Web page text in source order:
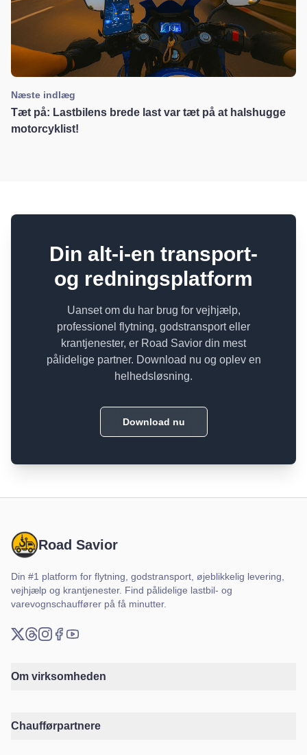
Næste indlæg
Tæt på: Lastbilens brede last var tæt på at halshugge
motorcyklist!
Din alt-i-en transport-
og redningsplatform
Uanset om du har brug for vejhjælp,
professionel flytning, godstransport eller
krantjenester, er Road Savior din mest
pålidelige partner. Download nu og oplev en
helhedsløsning.
Download nu
Road Savior
Din #1 platform for flytning, godstransport, øjeblikkelig levering,
vejhjælp og krantjenester. Find pålidelige lastbil- og
varevognschauffører på få minutter.
Om virksomheden
Chaufførpartnere